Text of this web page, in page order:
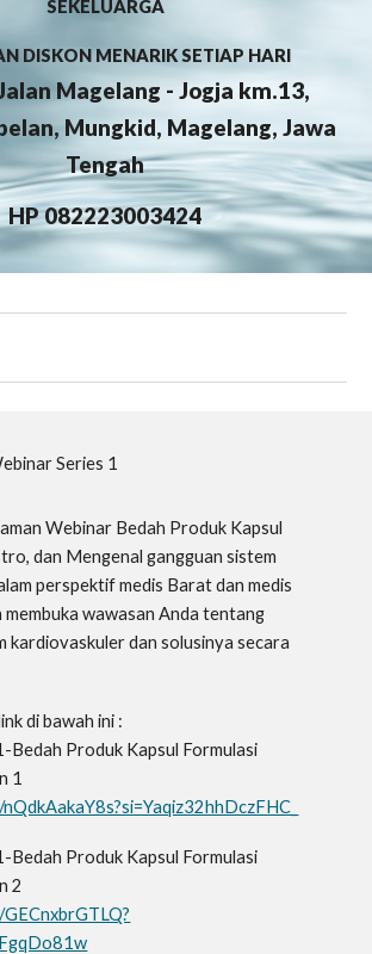
SEKELUARGA
DISKON MENARIK SETIAP HARI
Magelang - Jogja km.13,
Mungkid, Magelang, Jawa
Tengah
HP082223003424
Series 1
Webinar Bedah Produk Kapsul
dan Mengenal gangguan sistem
perspektif medis Barat dan medis
membuka wawasan Anda tentang
kardiovaskuler dan solusinya secara
di bawah ini :
Bedah Produk Kapsul Formulasi
1
Bedah Produk Kapsul Formulasi
2